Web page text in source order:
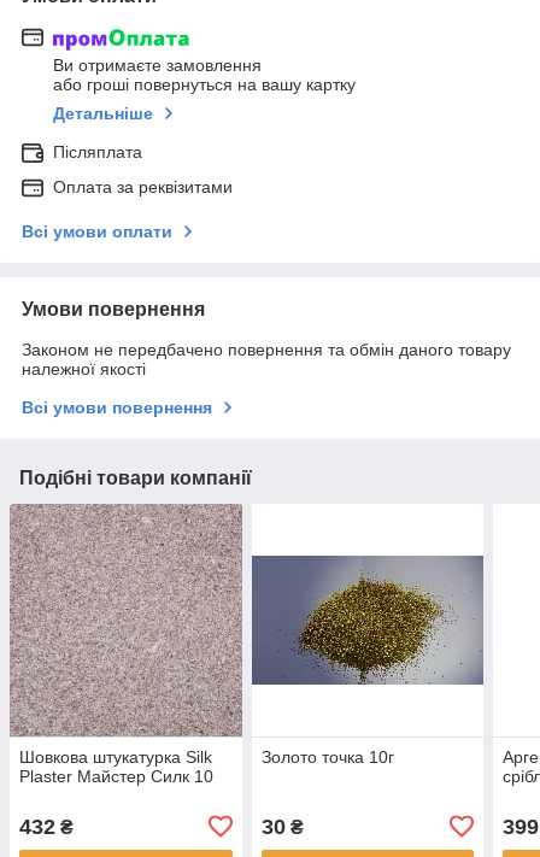
Ви отримаєте замовлення
або гроші повернуться на вашу картку
Детальніше
Післяплата
Оплата за реквізитами
Всі умови оплати
Умови повернення
Законом не передбачено повернення та обмін даного товару
належної якості
Всі умови повернення
Подібні товари компанії
Шовкова штукатурка Silk
Plaster Майстер Силк 10
432 ₴
Золото точка 10г
30₴ 399